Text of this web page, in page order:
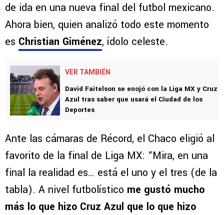
de ida en una nueva final del futbol mexicano.
Ahora bien, quien analizó todo este momento
es Christian Giménez, ídolo celeste.
VER TAMBIÉN
David Faitelson se enojó con la Liga MX y Cruz
Azul tras saber que usará el Ciudad de los
Deportes
Ante las cámaras de Récord, el Chaco eligió al
favorito de la final de Liga MX: “Mira, en una
final la realidad es… está el uno y el tres (de la
tabla). A nivel futbolístico me gustó mucho
más lo que hizo Cruz Azul que lo que hizo